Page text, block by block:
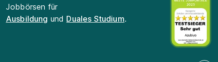
Jobbörsen für
Ausbildung und Duales Studium.